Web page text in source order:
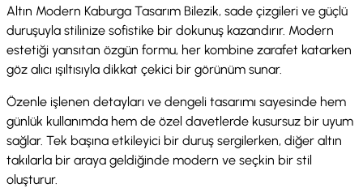
Altın Modern Kaburga Tasarım Bilezik, sade çizgileri ve güçlü
duruşuyla stilinize sofistike bir dokunuş kazandırır. Modern
estetiği yansıtan özgün formu, her kombine zarafet katarken
göz alıcı ışıltısıyla dikkat çekici bir görünüm sunar.
Özenle işlenen detayları ve dengeli tasarımı sayesinde hem
günlük kullanımda hem de özel davetlerde kusursuz bir uyum
sağlar. Tek başına etkileyici bir duruş sergilerken, diğer altın
takılarla bir araya geldiğinde modern ve seçkin bir stil
oluşturur.